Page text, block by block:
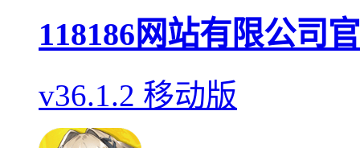
118186网站有限公司
v36.1.2 移动版